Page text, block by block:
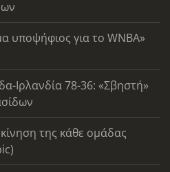
υποψήφιος για το WNBA»
Ιρλανδία 78-36: «Σβηστή»
της κάθε ομάδας